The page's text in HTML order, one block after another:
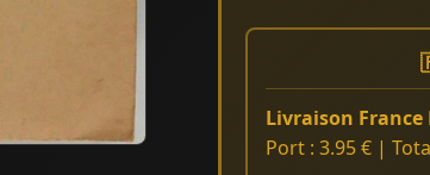
Livraison
Port : 3.95 € |